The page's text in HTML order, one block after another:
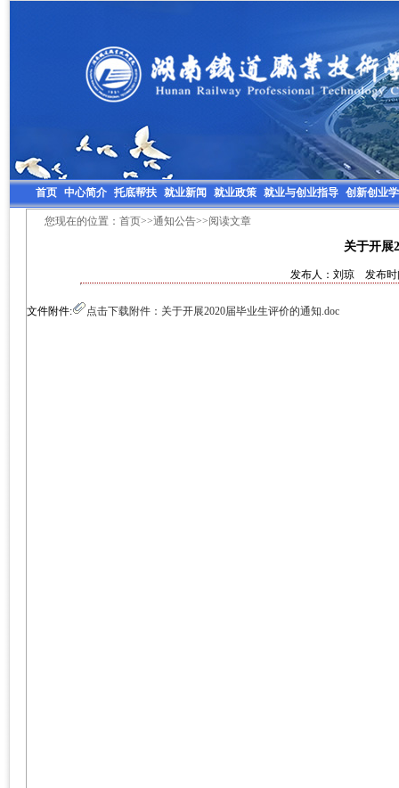
首页 中心简介 托底帮扶 就业新闻 就业政策 就业与创业指导 创新创业
您现在的位置：首页>>通知公告>>阅读文章
关于开展
发布人：刘琼 发布时
文件附件: 点击下载附件：关于开展2020届毕业生评价的通知.doc